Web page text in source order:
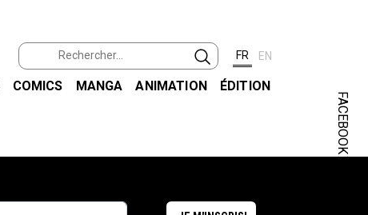
FR EN
COMICS MANGA ANIMATION ÉDITION
FACEBOOK